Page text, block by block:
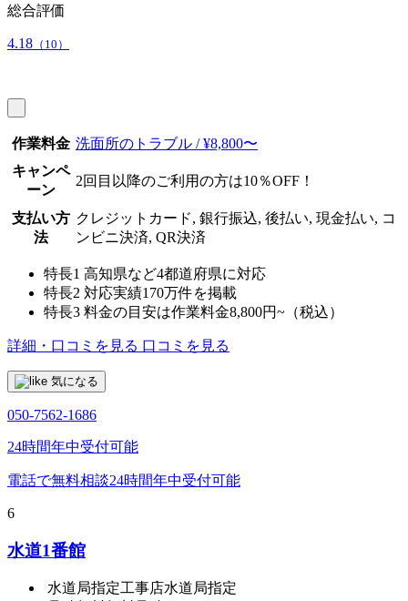
総合評価
4.18 （10）
作業料金 洗面所のトラブル / ¥8,800〜
キャンペ
ーン
2回目以降のご利用の方は10％OFF！
支払い方
法
クレジットカード, 銀行振込, 後払い, 現金払い, コ
ンビニ決済, QR決済
特長1 高知県など4都道府県に対応
特長2 対応実績170万件を掲載
特長3 料金の目安は作業料金8,800円~（税込）
詳細・口コミを見る 口コミを見る
気になる
050-7562-1686
24時間年中受付可能
電話で無料相談24時間年中受付可能
6
水道1番館
水道局指定工事店水道局指定